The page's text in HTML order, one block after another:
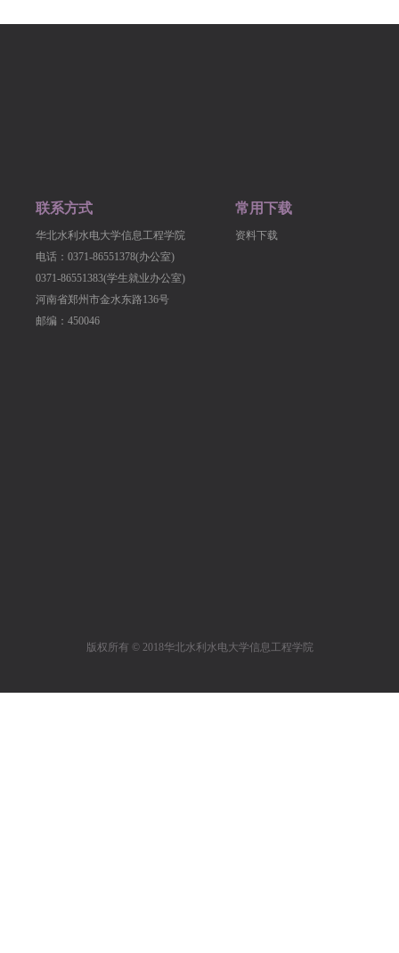
联系方式
华北水利水电大学信息工程学院
电话：0371-86551378(办公室)
0371-86551383(学生就业办公室)
河南省郑州市金水东路136号
邮编：450046
常用下载
资料下载
版权所有 © 2018华北水利水电大学信息工程学院